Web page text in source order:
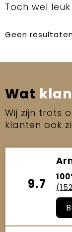
Toch wel leuk
Geen
Wat
Wij zijn trots
klanten ook
9.7